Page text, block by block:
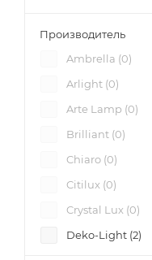
Производитель
Ambrella (0)
Arlight (0)
Arte Lamp (0)
Brilliant (0)
Chiaro (0)
Citilux (0)
Crystal Lux (0)
Deko-Light (2)